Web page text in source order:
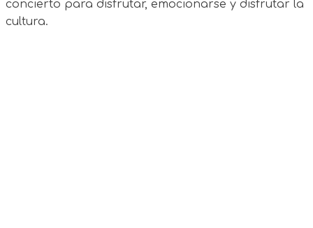
concierto para disfrutar, emocionarse y disfrutar la
cultura.